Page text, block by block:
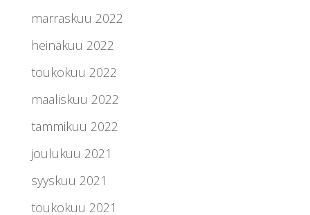
marraskuu 2022
heinäkuu 2022
toukokuu 2022
maaliskuu 2022
tammikuu 2022
joulukuu 2021
syyskuu 2021
toukokuu 2021